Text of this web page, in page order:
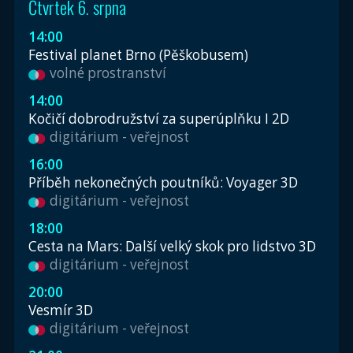
Čtvrtek 6. srpna
14:00
Festival planet Brno (Pěškobusem)
volné prostranství
14:00
Kočičí dobrodružství za superúplňku I 2D
digitárium - veřejnost
16:00
Příběh nekonečných poutníků: Voyager 3D
digitárium - veřejnost
18:00
Cesta na Mars: Další velký skok pro lidstvo 3D
digitárium - veřejnost
20:00
Vesmír 3D
digitárium - veřejnost